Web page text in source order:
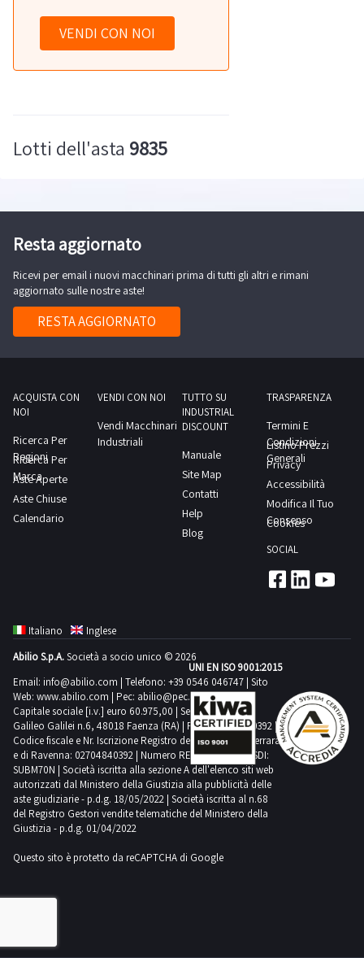
VENDI CON NOI
Lotti dell'asta 9835
Resta aggiornato
Ricevi per email i nuovi macchinari prima di tutti gli altri e rimani
aggiornato sulle nostre aste!
RESTA AGGIORNATO
ACQUISTA CON
NOI
Ricerca Per
Regioni
Ricerca Per
Marca
Aste Aperte
Aste Chiuse
Calendario
VENDI CON NOI
Vendi Macchinari
Industriali
TUTTO SU
INDUSTRIAL
DISCOUNT
Manuale
Site Map
Contatti
Help
Blog
TRASPARENZA
Termini E
Condizioni
Generali
Listino Prezzi
Privacy
Accessibilità
Modifica Il Tuo
Consenso
Cookies
SOCIAL
Italiano
Inglese
Abilio S.p.A.Società a socio unico © 2026
Email: info@abilio.com | Telefono: +39 0546 046747 | Sito
Web: www.abilio.com | Pec: abilio@pec.illimity.com
Capitale sociale [i.v.] euro 60.975,00 | Sede legale in Via
Galileo Galilei n.6, 48018 Faenza (RA) | P.IVA: 02704840392 |
Codice fiscale e Nr. Iscrizione Registro delle Imprese di Ferrara
e di Ravenna: 02704840392 | Numero REA RA 224830 | SDI:
SUBM70N | Società iscritta alla sezione A dell'elenco siti web
autorizzati dal Ministero della Giustizia alla pubblicità delle
aste giudiziarie - p.d.g. 18/05/2022 | Società iscritta al n.68
del Registro Gestori vendite telematiche del Ministero della
Giustizia - p.d.g. 01/04/2022
Questo sito è protetto da reCAPTCHA di Google
UNI EN ISO 9001:2015